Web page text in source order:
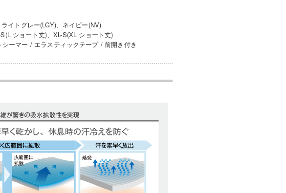
イトグレー(LGY)、ネイビー(NV)
ショート丈)、XL-S(XL ショート丈)
ーマー / エラスティックテープ / 前開き付き